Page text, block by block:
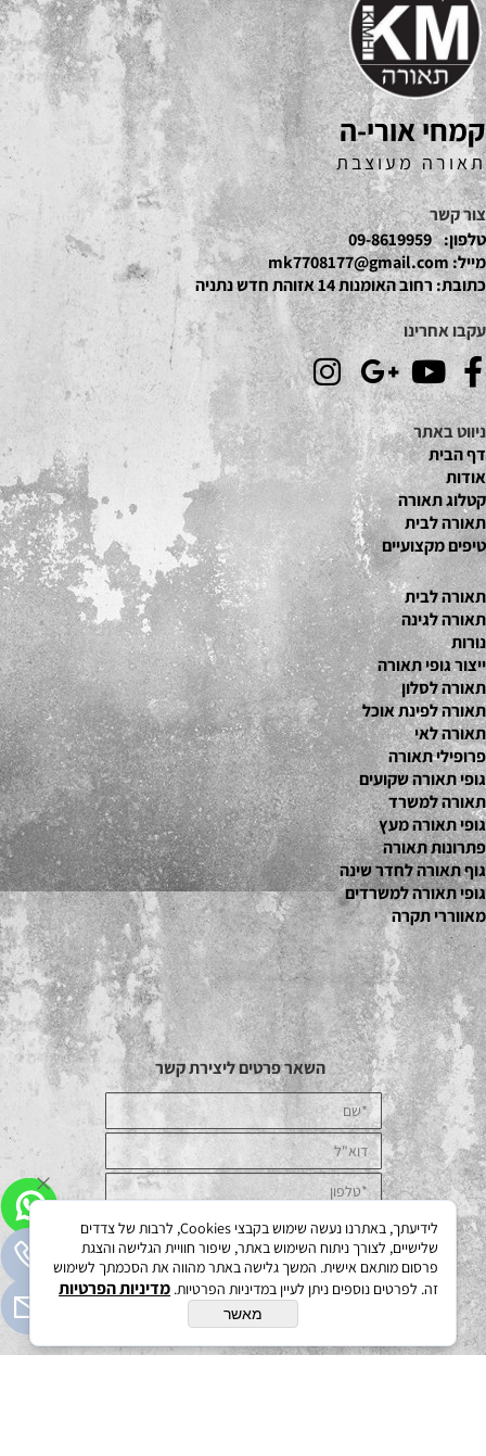
קמחי אורי-ה
תאורה מעוצבת
צור קשר
טלפון: 09-8619959
מייל:mk7708177@gmail.com
כתובת: רחוב האומנות 14 אזוהת חדש נתניה
עקבו אחרינו
ניווט באתר
דף הבית
אודות
קטלוג תאורה
תאורה לבית
טיפים מקצועיים
תאורה לבית
תאורה לגינה
נורות
ייצור גופי תאורה
תאורה לסלון
תאורה לפינת אוכל
תאורה לאי
פרופילי תאורה
גופי תאורה שקועים
תאורה למשרד
גופי תאורה מעץ
פתרונות תאורה
גוף תאורה לחדר שינה
גופי תאורה למשרדים
מאווררי תקרה
השאר פרטים ליצירת קשר
לידיעתך, באתרנו נעשה שימוש בקבצי Cookies, לרבות של צדדים
שלישיים, לצורך ניתוח השימוש באתר, שיפור חוויית הגלישה והצגת
פרסום מותאם אישית. המשך גלישה באתר מהווה את הסכמתך לשימוש
זה. לפרטים נוספים ניתן לעיין במדיניות הפרטיות. מדיניות הפרטיות
מאשר